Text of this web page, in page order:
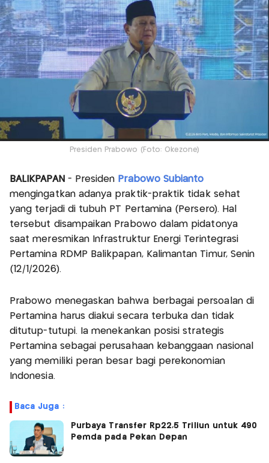
Presiden Prabowo (Foto: Okezone)
BALIKPAPAN - Presiden Prabowo Subianto
mengingatkan adanya praktik-praktik tidak sehat
yang terjadi di tubuh PT Pertamina (Persero). Hal
tersebut disampaikan Prabowo dalam pidatonya
saat meresmikan Infrastruktur Energi Terintegrasi
Pertamina RDMP Balikpapan, Kalimantan Timur, Senin
(12/1/2026).
Prabowo menegaskan bahwa berbagai persoalan di
Pertamina harus diakui secara terbuka dan tidak
ditutup-tutupi. Ia menekankan posisi strategis
Pertamina sebagai perusahaan kebanggaan nasional
yang memiliki peran besar bagi perekonomian
Indonesia.
Baca Juga :
Purbaya Transfer Rp22,5 Triliun untuk 490
Pemda pada Pekan Depan